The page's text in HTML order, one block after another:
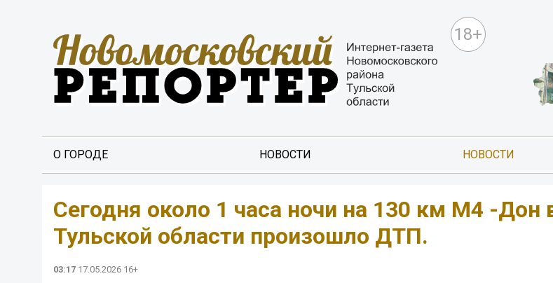
18+
О ГОРОДЕ НОВОСТИ НОВОСТИ
Сегодня около 1 часа ночи на 130 км М4 -Дон
Тульской области произошло ДТП.
03:17 17.05.2026 16+